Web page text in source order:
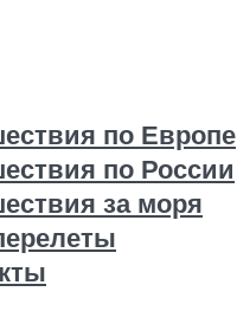
по Европе
по России
за моря